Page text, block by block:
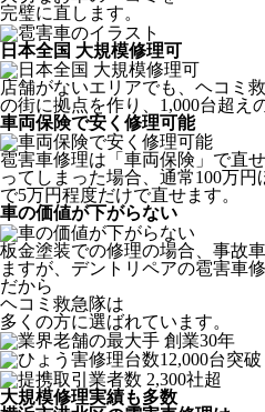
完璧に直します。
日本全国 大規模修理可
店舗がないエリアでも、ヘコミ
の街に拠点を作り、1,000台超え
車両保険で安く修理可能
雹害車修理は「車両保険」で直
ってしまった場合、通常100万
で5万円程度だけで直せます。
車の価値が下がらない
板金塗装での修理の場合、事故
ますが、デントリペアの雹害車
だから
ヘコミ救急隊は
多くの方に選ばれています。
大規模修理実績も多数